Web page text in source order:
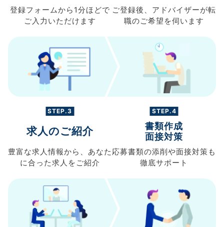
登録フォームから 1分ほどで
ご入力 いただけます
ご登録後、 アドバイザーが転
職のご希望を伺います
STEP.3
求人のご紹介
豊富な求人情報から、 あなた
に合った求人を ご紹介
STEP.4
書類作成
面接対策
応募書類の添削や面接対策も
徹底サポート